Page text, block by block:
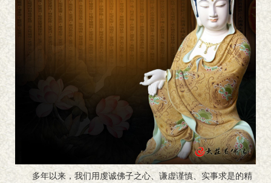
多年以来，我们用虔诚佛子之心、谦虚谨慎、实事求是的精